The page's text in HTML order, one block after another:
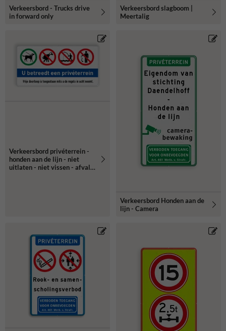
Verkeersbord - Trucks drive
in forward only
Verkeersbord slagboom |
Meertalig
Verkeersbord privéterrein -
honden aan de lijn - niet
uitlaten - niet vissen - afval
Verkeersbord Honden aan de
lijn - Camera